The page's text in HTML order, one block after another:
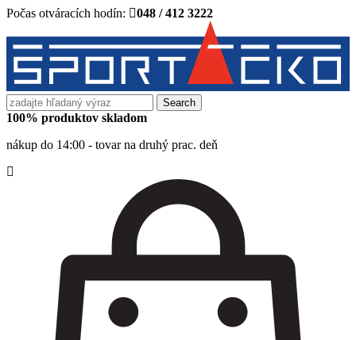
Počas otváracích hodín: 048 / 412 3222
Search
for:
100% produktov skladom
nákup do 14:00 - tovar na druhý prac. deň